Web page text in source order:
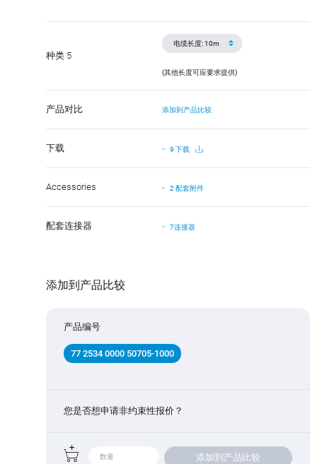
种类 5
(其他长度可应要求提供)
产品对比 添加到产品比较
下载 9 下载
Accessories 2 配套附件
配套连接器 7连接器
添加到产品比较
产品编号
77 2534 0000 50705-1000
您是否想申请非约束性报价？
添加到产品比较